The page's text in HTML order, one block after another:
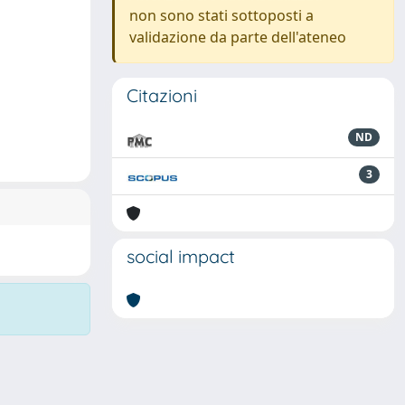
non sono stati sottoposti a
validazione da parte dell'ateneo
Citazioni
ND
3
social impact